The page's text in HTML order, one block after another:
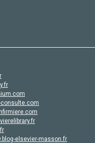
elsevier-masson.fr